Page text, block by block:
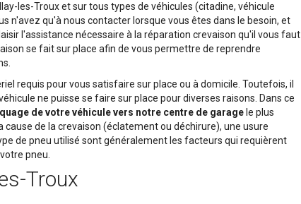
les-Troux et sur tous types de véhicules (citadine, véhicule
n'avez qu'à nous contacter lorsque vous êtes dans le besoin, et
l'assistance nécessaire à la réparation crevaison qu'il vous faut
se fait sur place afin de vous permettre de reprendre
requis pour vous satisfaire sur place ou à domicile. Toutefois, il
ne puisse se faire sur place pour diverses raisons. Dans ce
de votre véhicule vers notre centre de garage le plus
de la crevaison (éclatement ou déchirure), une usure
de pneu utilisé sont généralement les facteurs qui requièrent
pneu.
Troux